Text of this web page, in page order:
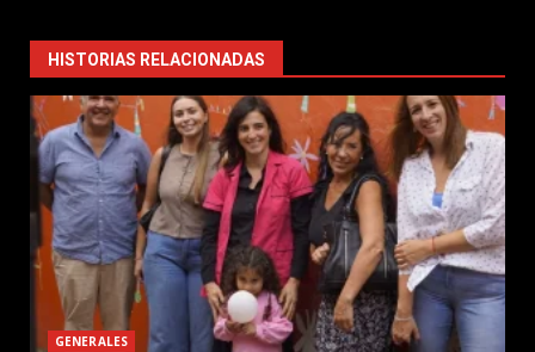
HISTORIAS RELACIONADAS
GENERALES